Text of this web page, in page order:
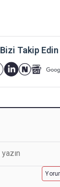
Bizi Takip Edin